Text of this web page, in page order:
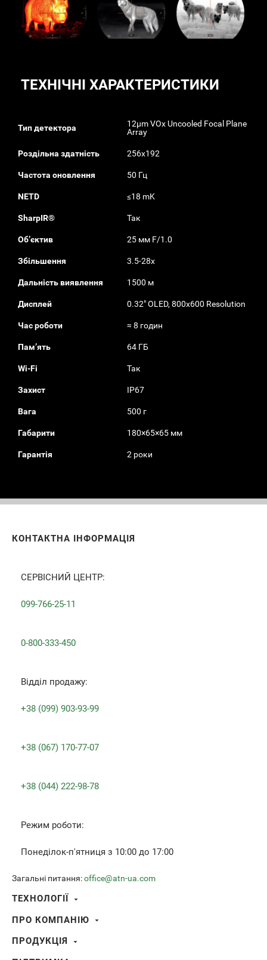
ТЕХНІЧНІ ХАРАКТЕРИСТИКИ
Тип детектора
12μm VOx Uncooled Focal Plane
Array
Роздільна здатність 256x192
Частота оновлення 50 Гц
NETD ≤18 mK
SharpIR® Так
Обʼєктив 25 мм F/1.0
Збільшення 3.5-28x
Дальність виявлення 1500 м
Дисплей 0.32" OLED, 800x600 Resolution
Час роботи ≈ 8 годин
Памʼять 64 ГБ
Wi-Fi Так
Захист IP67
Вага 500 г
Габарити 180×65×65 мм
Гарантія 2 роки
КОНТАКТНА ІНФОРМАЦІЯ
СЕРВІСНИЙ ЦЕНТР:
099-766-25-11
0-800-333-450
Вiддiл продажу:
+38 (099) 903-93-99
+38 (067) 170-77-07
+38 (044) 222-98-78
Режим роботи:
Понеділок-п'ятниця з 10:00 до 17:00
Загальні питання:office@atn-ua.com
ТЕХНОЛОГІЇ
Тепловізійне зображення
Видеофіксація пострілу (RAV)
ПРО КОМПАНІЮ
ПРОДУКЦІЯ